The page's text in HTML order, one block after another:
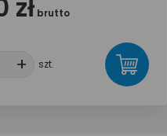
zł brutto
+ +
szt.